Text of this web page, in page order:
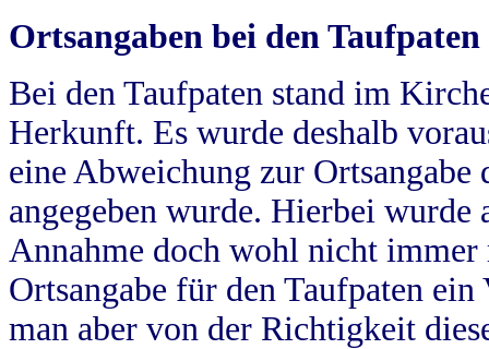
Ortsangaben bei den Taufpaten
Bei den Taufpaten stand im
Herkunft. Es wurde deshalb
eine Abweichung zur
angegeben wurde. Hierbei wurde
Annahme doch wohl nicht
Ortsangabe für den Taufpaten
man aber von der Richtigkeit